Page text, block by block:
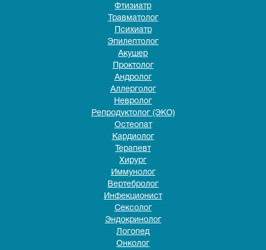
Фтизиатр
Травматолог
Психиатр
Эпилептолог
Акушер
Проктолог
Андролог
Аллерголог
Невролог
Репродуктолог (ЭКО)
Остеопат
Кардиолог
Терапевт
Хирург
Иммунолог
Вертебролог
Инфекционист
Сексолог
Эндокринолог
Логопед
Онколог